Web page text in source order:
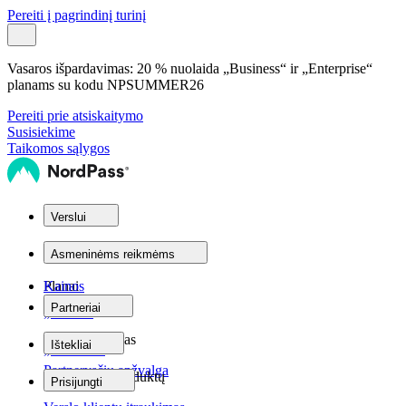
Pereiti į pagrindinį turinį
Vasaros išpardavimas: 20 % nuolaida „Business“ ir „Enterprise“
planams su kodu NPSUMMER26
Pereiti prie atsiskaitymo
Susisiekime
Taikomos sąlygos
Verslui
Planai
„Teams“
„Business“
Asmeninėms reikmėms
Planai
„Personal“
Kainos
Partneriai
Partnerių tinklas
Partnerysčių apžvalga
Ištekliai
Pagalba dėl produktų
Prisijungti